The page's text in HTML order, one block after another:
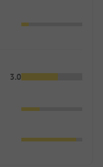
3.0